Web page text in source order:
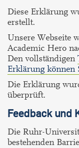
Diese Erklärung
erstellt.
Unsere Webseite
Academic Hero
Den vollständigen
Erklärung können
Die Erklärung
überprüft.
Feedback und
Die Ruhr-
bestehenden